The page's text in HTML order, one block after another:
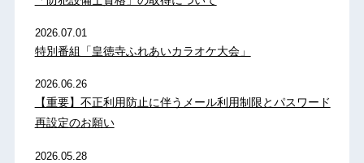
2026.07.01
特別番組「皇徳寺ふれあいカラオケ大会」
2026.06.26
【重要】不正利用防止に伴うメール利用制限とパスワード
再設定のお願い
2026.05.28